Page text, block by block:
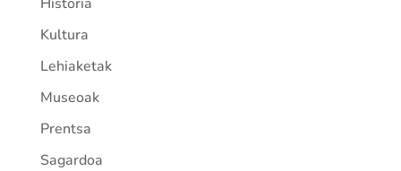
Kultura
Lehiaketak
Museoak
Prentsa
Sagardoa